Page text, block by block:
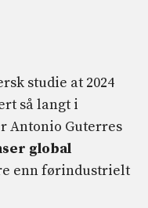
studie at 2024
så langt i
Antonio Guterres
global
enn førindustrielt